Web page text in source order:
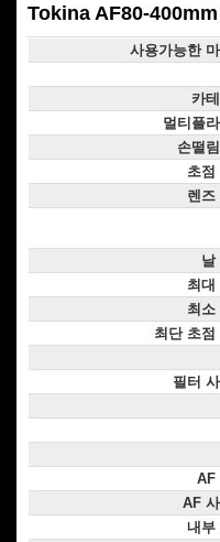
Tokina AF80-
사용가능한
카
멀티플
손떨
초점
렌즈
날
최대
최소
최단 초점
필터
AF
AF
내부